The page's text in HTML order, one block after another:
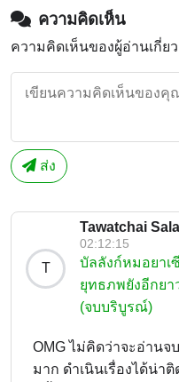
ความคิดเห็น
ความคิดเห็นของผู้อ่านเกี่ย
ส่ง
T
Tawatchai
02:12:15
บัลลังก์หมอยาเ
ยุทธภพยังอีกยา
(จบบริบูรณ์)
OMG ไม่คิดว่าจะอ่านจ
มาก ดำเนินเรื่องได้น่า